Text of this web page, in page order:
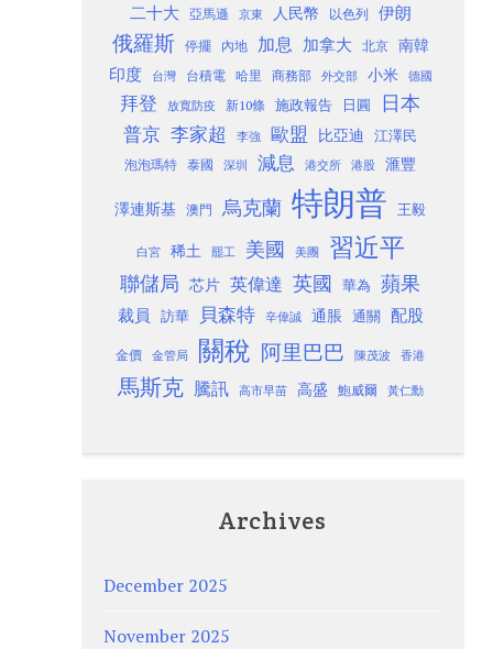
二十大 亞馬遜 京東 人民幣 以色列 伊朗
俄羅斯 停擺 內地 加息 加拿大 北京
南韓
印度
台灣 台積電 哈里 商務部 外交部 小米 德國
拜登 放寬防疫 新10條 施政報告 日圓 日本
普京 李家超 李強 歐盟 比亞迪 江澤民
泡泡瑪特 泰國 深圳 減息 港交所 港股 滙豐
澤連斯基 澳門 烏克蘭 特朗普 王毅
白宮 稀土 罷工 美國 美團 習近平
聯儲局 芯片 英偉達 英國 華為 蘋果
裁員 訪華 貝森特 辛偉誠 通脹 通關 配股
金價 金管局 關稅 阿里巴巴 陳茂波 香港
馬斯克 騰訊 高市早苗 高盛 鮑威爾 黃仁勳
Archives
December 2025
November 2025